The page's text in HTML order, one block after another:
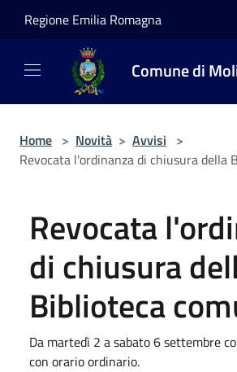
Regione Emilia Romagna
Comune di
Home > Novità > Avvisi >
Revocata l'ordinanza di chiusura della
Revocata
di chiusura
Biblioteca
Da martedì 2 a sabato 6 settembre
con orario ordinario.